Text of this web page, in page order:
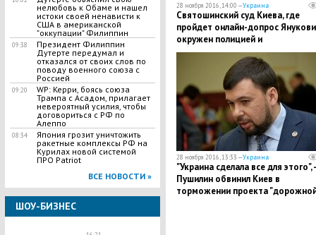
нелюбовь к Обаме и нашел
истоки своей ненависти к
США в американской
"оккупации" Филиппин
09:38
Президент Филиппин
Дутерте передумал и
отказался от своих слов по
поводу военного союза с
Россией
09:20
WP: Керри, боясь союза
Трампа с Асадом, прилагает
невероятный усилия, чтобы
договориться с РФ по
Алеппо
08:34
Япония грозит уничтожить
ракетные комплексы РФ на
Курилах новой системой
ПРО Patriot
ВСЕ НОВОСТИ »
ШОУ-БИЗНЕС
28 ноября 2016, 14:00 —Украина
Святошинский суд Киева, где
пройдет онлайн-допрос
окружен полицией и
автомобильными патрулями
28 ноября 2016, 13:33 —Украина
"Украина сделала все для этого", -
Пушилин обвинил Киев в
торможении проекта